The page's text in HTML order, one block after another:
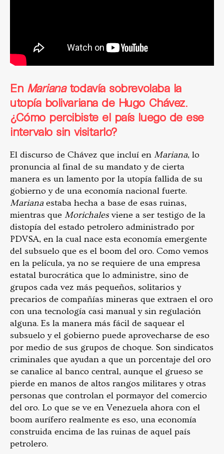
En Marianatodavía sobrevolaba la
utopía bolivariana de Hugo Chávez.
¿Cómo percibiste el país luego de ese
intervalo sin visitarlo?
El discurso de Chávez que incluí en Mariana, lo
pronuncia al final de su mandato y de cierta
manera es un lamento por la utopía fallida de su
gobierno y de una economía nacional fuerte.
Mariana estaba hecha a base de esas ruinas,
mientras que Morichales viene a ser testigo de la
distopía del estado petrolero administrado por
PDVSA, en la cual nace esta economía emergente
del subsuelo que es el boom del oro. Como vemos
en la película, ya no se requiere de una empresa
estatal burocrática que lo administre, sino de
grupos cada vez más pequeños, solitarios y
precarios de compañías mineras que extraen el oro
con una tecnología casi manual y sin regulación
alguna. Es la manera más fácil de saquear el
subsuelo y el gobierno puede aprovecharse de eso
por medio de sus grupos de choque. Son sindicatos
criminales que ayudan a que un porcentaje del oro
se canalice al banco central, aunque el grueso se
pierde en manos de altos rangos militares y otras
personas que controlan el pormayor del comercio
del oro. Lo que se ve en Venezuela ahora con el
boom aurífero realmente es eso, una economía
construida encima de las ruinas de aquel país
petrolero.